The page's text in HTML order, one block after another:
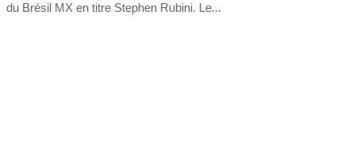
du Brésil MX en titre Stephen Rubini. Le...